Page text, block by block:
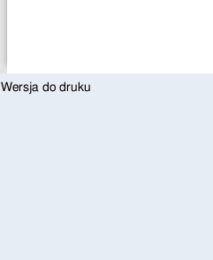
Wersja do druku